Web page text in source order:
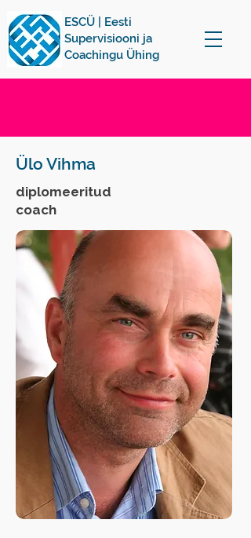
ESCÜ | Eesti
Supervisiooni ja
Coachingu Ühing
Ülo Vihma
diplomeeritud
coach